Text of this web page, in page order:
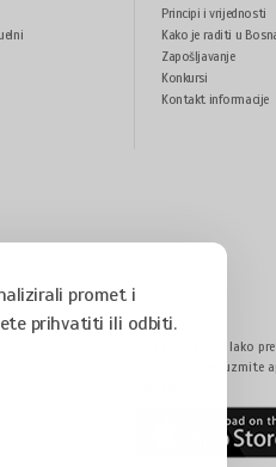
promet i
prihvatiti ili odbiti.
Principi i vrijednosti
Kako je raditi u
Zapošljavanje
Konkursi
Kontakt informacije
Da biste brzo i lako
proizvoda, preuzmite